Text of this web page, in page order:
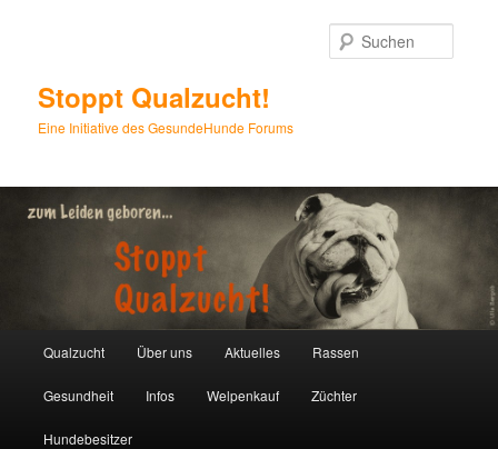
Stoppt Qualzucht!
Eine Initiative des GesundeHunde Forums
Qualzucht Über uns Aktuelles Rassen
Gesundheit Infos Welpenkauf Züchter
Hundebesitzer